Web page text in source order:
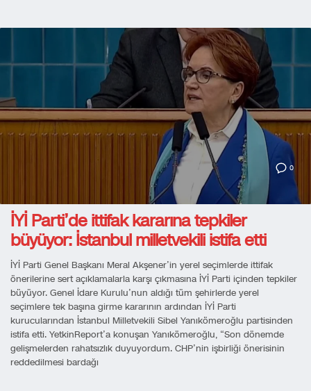
0
İYİ Parti’de ittifak kararına tepkiler
büyüyor: İstanbul milletvekili istifa etti
İYİ Parti Genel Başkanı Meral Akşener’in yerel seçimlerde ittifak
önerilerine sert açıklamalarla karşı çıkmasına İYİ Parti içinden tepkiler
büyüyor. Genel İdare Kurulu’nun aldığı tüm şehirlerde yerel
seçimlere tek başına girme kararının ardından İYİ Parti
kurucularından İstanbul Milletvekili Sibel Yanıkömeroğlu partisinden
istifa etti. YetkinReport’a konuşan Yanıkömeroğlu, “Son dönemde
gelişmelerden rahatsızlık duyuyordum. CHP’nin işbirliği önerisinin
reddedilmesi bardağı